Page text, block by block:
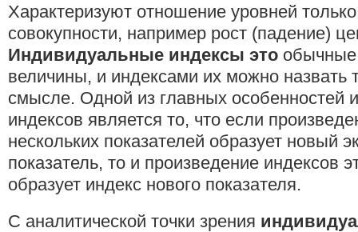
Характеризуют отношение уровней
совокупности, например рост (падение)
Индивидуальные индексы это обычные
величины, и индексами их можно назвать
смысле. Одной из главных особенностей
индексов является то, что если
нескольких показателей образует новый
показатель, то и произведение индексов
образует индекс нового показателя.
С аналитической точки зрения